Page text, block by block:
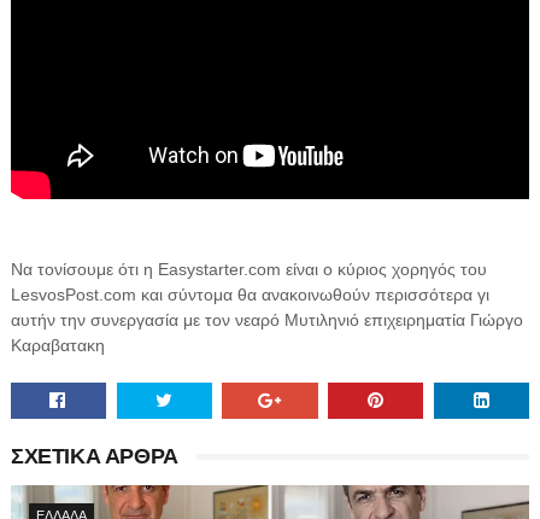
Να τονίσουμε ότι η Easystarter.com είναι ο κύριος χορηγός του
LesvosPost.com και σύντομα θα ανακοινωθούν περισσότερα γι
αυτήν την συνεργασία με τον νεαρό Μυτιληνιό επιχειρηματία Γιώργο
Καραβατακη
ΣΧΕΤΙΚΑ ΑΡΘΡΑ
ΕΛΛΑΔΑ